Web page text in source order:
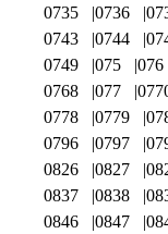
0735
0736
0743
0744
0749
075 076
0768
077
0778
0779
0796
0797
0826
0827
0837
0838
0846
0847